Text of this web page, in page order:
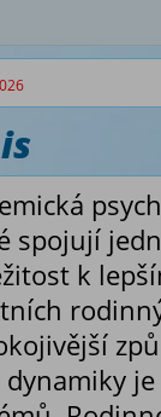
spojují
k
dynamiky